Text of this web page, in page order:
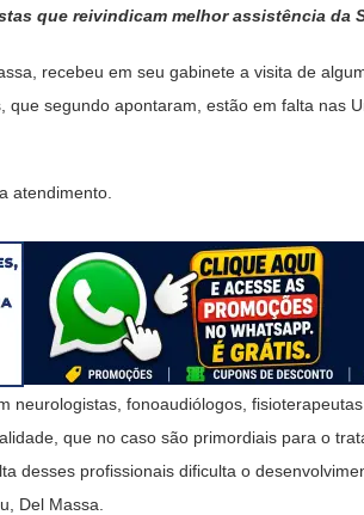
que reivindicam melhor assistência da
recebeu em seu gabinete a visita de
segundo apontaram, estão em falta nas
atendimento.
neurologistas, fonoaudiólogos,
que no caso são primordiais para o
desses profissionais dificulta o
Del Massa.